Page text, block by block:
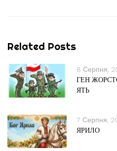
Related Posts
8 Серпня,
ГЕН
ЯТЬ
7 Серпня,
ЯРИЛО